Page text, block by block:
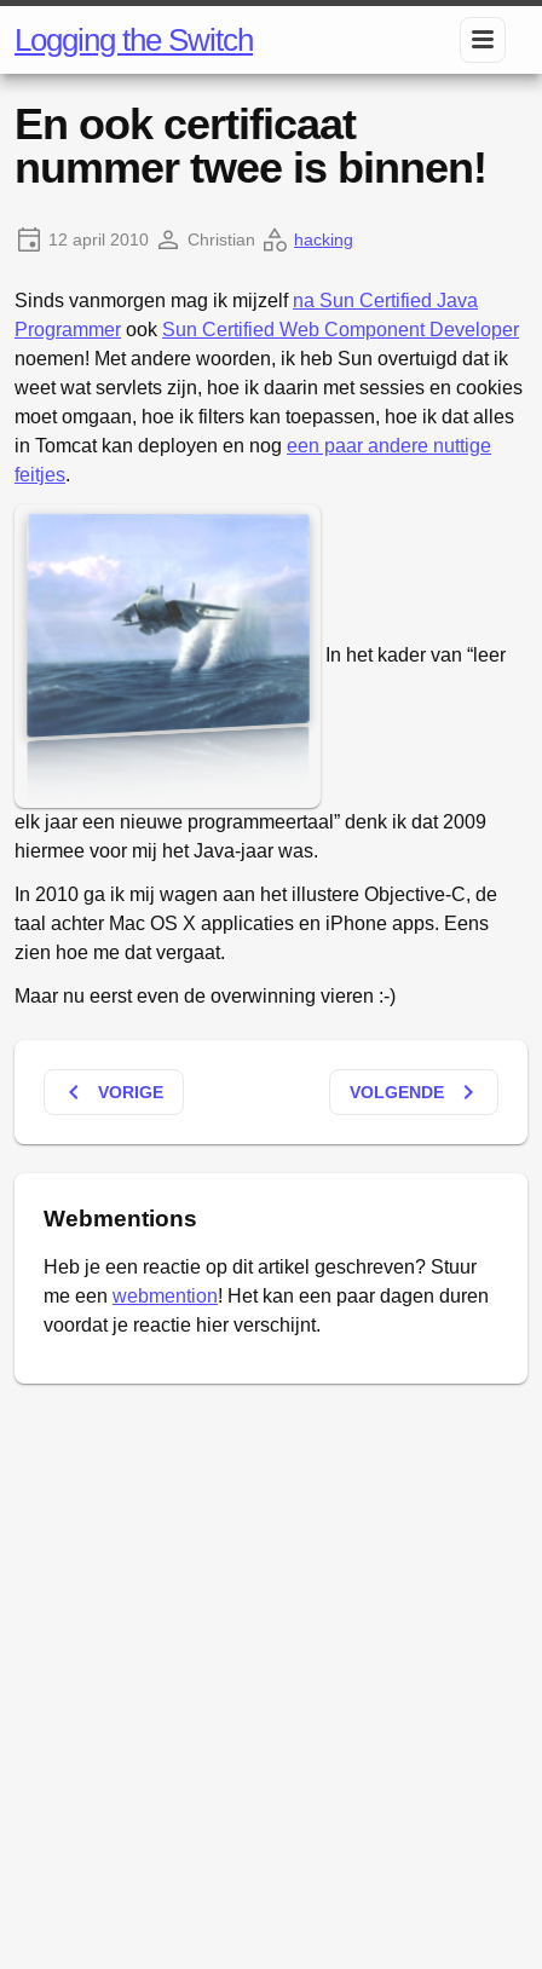
Logging the Switch
En ook certificaat
nummer twee is binnen!
12 april 2010 Christian hacking
Sinds vanmorgen mag ik mijzelf na Sun Certified Java
Programmer ook Sun Certified Web Component Developer
noemen! Met andere woorden, ik heb Sun overtuigd dat ik
weet wat servlets zijn, hoe ik daarin met sessies en cookies
moet omgaan, hoe ik filters kan toepassen, hoe ik dat alles
in Tomcat kan deployen en nog een paar andere nuttige
feitjes.
In het kader van “leer
elk jaar een nieuwe programmeertaal” denk ik dat 2009
hiermee voor mij het Java-jaar was.
In 2010 ga ik mij wagen aan het illustere Objective-C, de
taal achter Mac OS X applicaties en iPhone apps. Eens
zien hoe me dat vergaat.
Maar nu eerst even de overwinning vieren :-)
keyboard_arrow_left VORIGE VOLGENDE keyboard_arrow_right
Webmentions
Heb je een reactie op dit artikel geschreven? Stuur
me een webmention! Het kan een paar dagen duren
voordat je reactie hier verschijnt.